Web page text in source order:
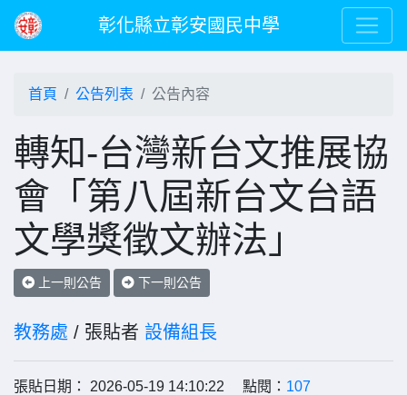
彰化縣立彰安國民中學
首頁 公告列表 公告內容
轉知-台灣新台文推展協
會「第八屆新台文台語
文學獎徵文辦法」
上一則公告 下一則公告
教務處 / 張貼者 設備組長
張貼日期： 2026-05-19 14:10:22 點閱： 107